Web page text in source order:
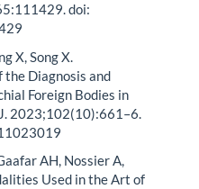
doi:
X, Song X.
the Diagnosis and
Foreign Bodies in
2023;102(10):661–6.
AH, Nossier A,
Used in the Art of